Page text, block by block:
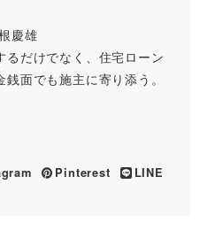
慶雄
るだけでなく、住宅ローン
面でも施主に寄り添う。
Pinterest LINE